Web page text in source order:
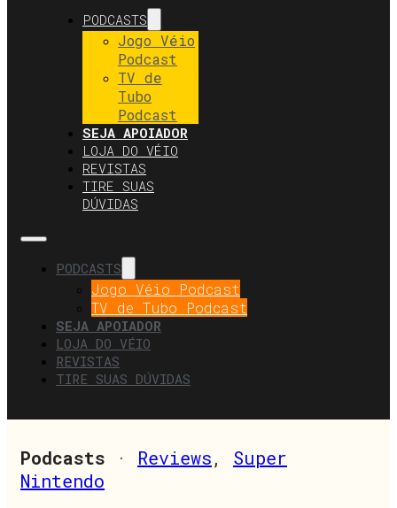
PODCASTS
Jogo Véio
Podcast
TV de
Tubo
Podcast
SEJA APOIADOR
LOJA DO VÉIO
REVISTAS
TIRE SUAS
DÚVIDAS
PODCASTS
Jogo Véio Podcast
TV de Tubo Podcast
SEJA APOIADOR
LOJA DO VÉIO
REVISTAS
TIRE SUAS DÚVIDAS
Podcasts · Reviews, Super
Nintendo